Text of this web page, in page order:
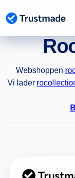
indhold
Webshoppen
Vi lader